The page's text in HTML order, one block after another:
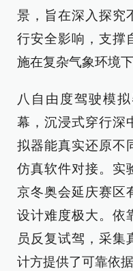
景，旨在深入探究
行安全影响，支撑
施在复杂气象环境
八自由度驾驶模
幕，沉浸式穿行深
拟器能真实还原不
仿真软件对接。实
京冬奥会延庆赛区
设计难度极大。依
员反复试驾，采集
计方提供了可靠依据